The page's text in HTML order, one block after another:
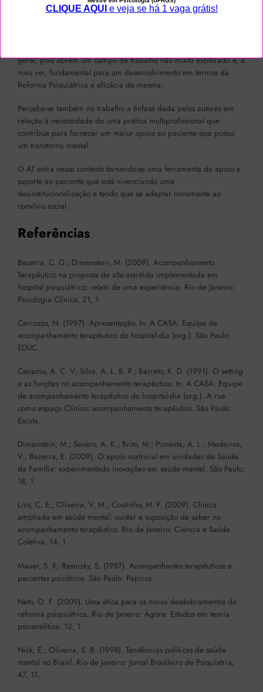
psiquiátrica.
geral, pois abrem um campo de trabalho não muito explorado e, a
meu ver, fundamental para um desenvolvimento em termos da
Reforma Psiquiátrica e eficácia da mesma.
Percebe-se também no trabalho a ênfase dada pelos autores em
relação à necessidade de uma prática multiprofissional que
contribua para fornecer um maior apoio ao paciente que possui
um transtorno mental.
O AT entra nesse contexto tornando-se uma ferramenta de apoio e
suporte ao paciente que está vivenciando uma
desinstitucionalização e tendo que se adaptar novamente ao
convívio social.
Referências
Bezerra, C. G.; Dimenstein, M. (2009). Acompanhamento
Terapêutico na proposta de alta-assistida implementada em
hospital psiquiátrico: relato de uma experiência. Rio de Janeiro:
Psicologia Clínica, 21, 1.
Carrozzo, N. (1997). Apresentação. In: A CASA: Equipe de
acompanhamento terapêutico do hospital-dia (org.). São Paulo:
EDUC.
Cenamo, A. C. V; Silva, A. L. B. P.; Barreto, K. D. (1991). O setting
e as funções no acompanhamento terapêutico. In: A CASA: Equipe
de acompanhamento terapêutico do hospital-dia (org.). A rua
como espaço Clínico: acompanhamento terapêutico. São Paulo:
Escuta.
Dimenstein, M.; Severo, A. K.; Brito, M.; Pimenta, A. L.; Medeiros,
V.; Bezerra, E. (2009). O apoio matricial em unidades de Saúde
da Família: experimentado inovações em saúde mental. São Paulo:
18, 1.
Lins, C. E.; Oliveira, V. M.; Coutinho, M. F. (2009). Clínica
ampliada em saúde mental: cuidar e suposição de saber no
acompanhamento terapêutico. Rio de Janeiro: Ciência e Saúde
Coletiva, 14, 1.
Mauer, S. K; Resnizky, S. (1987). Acompanhantes terapêuticos e
pacientes psicóticos. São Paulo: Papirus.
Neto, O. F. (2009). Uma ética para os novos desdobramentos da
reforma psiquiátrica. Rio de Janeiro: Ágora: Estudos em teoria
psicanalítica. 12, 1.
Nick, E.; Oliveira, S. B. (1998). Tendências políticas de saúde
mental no Brasil. Rio de Janeiro: Jornal Brasileiro de Psiquiatria,
47, 11.